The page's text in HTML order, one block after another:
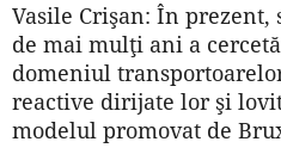
Vasile Crişan: În prezent,
de mai mulţi ani a
domeniul
reactive dirijate lor şi
modelul promovat de